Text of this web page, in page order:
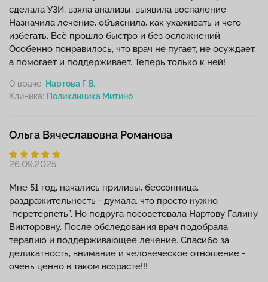
сделала УЗИ, взяла анализы, выявила воспаление.
Назначила лечение, объяснила, как ухаживать и чего
избегать. Всё прошло быстро и без осложнений.
Особенно понравилось, что врач не пугает, не осуждает,
а помогает и поддерживает. Теперь только к ней!
О враче: Нартова Г.В.
Клиника:
Ольга Вячеславовна Романова
26.09.2025
Мне 51 год, начались приливы, бессонница,
раздражительность - думала, что просто нужно
“перетерпеть”. Но подруга посоветовала Нартову Галину
Викторовну. После обследования врач подобрала
терапию и поддерживающее лечение. Спасибо за
деликатность, внимание и человеческое отношение -
очень ценно в таком возрасте!!!